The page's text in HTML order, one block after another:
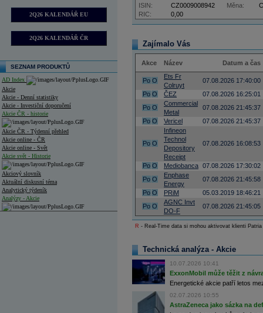
2Q26 KALENDÁŘ EU
2Q26 KALENDÁŘ ČR
SEZNAM PRODUKTŮ
AD Index
Akcie
Akcie - Denní statistiky
Akcie - Investiční doporučení
Akcie ČR - historie
Akcie ČR - Týdenní přehled
Akcie online - ČR
Akcie online - Svět
Akcie svět - Historie
Akciový slovník
Aktuální diskusní téma
Analytický týdeník
Analýzy - Akcie
RIC: 0,00
ISIN: CZ0009008942 Měna:
Zajímalo Vás
Akce Název Datum a čas
Po O
Ets Fr
Colruyt
07.08.2026 17:40:00
Po O ČEZ
07.08.2026 16:25:01
Po O
Commercial
Metal
07.08.2026 21:45:37
Po O Vericel 07.08.2026 21:45:37
Po O
Infineon
Technol
Depository
Receipt
07.08.2026 16:08:53
Po O Mediobanca 07.08.2026 17:30:02
Po O
Enphase
Energy
07.08.2026 21:45:58
Po O PRiM
05.03.2019 18:46:21
Po O
AGNC Invt
DO-F
07.08.2026 21:45:05
R - Real-Time data si mohou aktivovat klienti
Technická analýza - Akcie
10.07.2026 10:41
ExxonMobil může těžit z
Energetické akcie patří letos
02.07.2026 10:55
AstraZeneca jako sázka na